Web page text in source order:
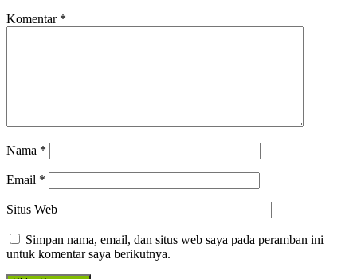
Komentar *
Nama *
Email *
Situs Web
Simpan nama, email, dan situs web saya pada peramban ini
untuk komentar saya berikutnya.